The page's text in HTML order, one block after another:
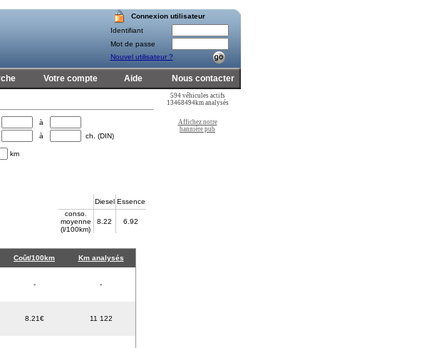
Connexion utilisateur
Identifiant
Mot de passe
Nouvel utilisateur ?
Votre compte Aide Nous contacter
à
à ch. (DIN)
km
Diesel Essence
conso.
moyenne
(l/100km)
8.22 6.92
Coût/100km Km analysés
-
-
8.21€
11 122
594 véhicules actifs
13468494km analysés
Affichez notre
bannière pub